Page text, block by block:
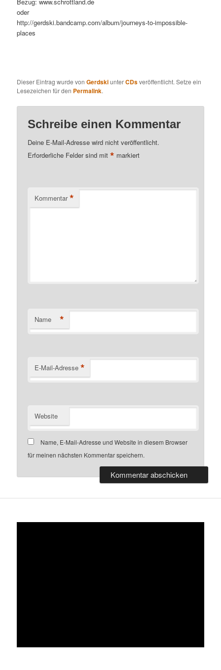
Bezug: www.schrottland.de
oder
http://gerdski.bandcamp.com/album/journeys-to-impossible-
places
Dieser Eintrag wurde vonGerdskiunterCDsveröffentlicht. Setze ein
Lesezeichen für den Permalink.
Schreibe einen Kommentar
Deine E-Mail-Adresse wird nicht veröffentlicht.
Erforderliche Felder sind mit* markiert
Kommentar *
Name *
E-Mail-Adresse *
Website
Name, E-Mail-Adresse und Website in diesem Browser
für meinen nächsten Kommentar speichern.